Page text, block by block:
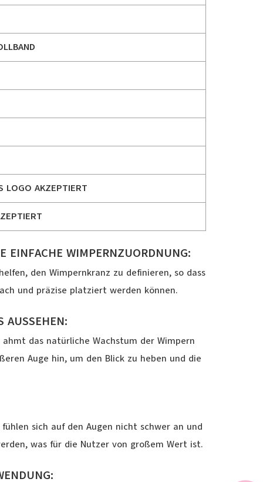
LOGO AKZEPTIERT
EINFACHE WIMPERNZUORDNUNG:
den Wimpernkranz zu definieren, so dass
und präzise platziert werden können.
AUSSEHEN:
das natürliche Wachstum der Wimpern
Auge hin, um den Blick zu heben und die
sich auf den Augen nicht schwer an und
was für die Nutzer von großem Wert ist.